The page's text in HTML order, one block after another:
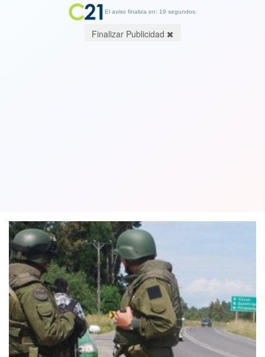
El aviso finaliza en: 19 segundos.
Finalizar Publicidad